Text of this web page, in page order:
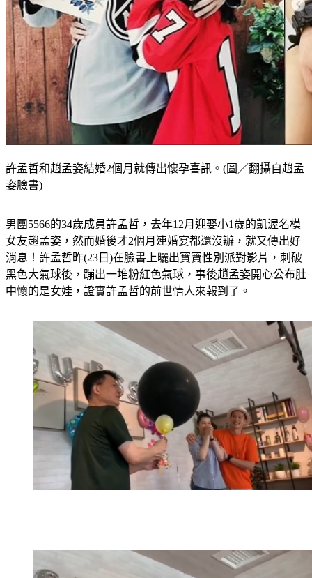
許孟哲和趙孟姿結婚2個月就傳出懷孕喜訊。(圖／翻攝自趙孟
姿臉書)
男團5566的34歲成員許孟哲，去年12月迎娶小1歲的凱渥名模
女友趙孟姿，然而婚後才2個月連婚宴都還沒辦，就又傳出好
消息！許孟哲昨(23日)在臉書上曬出寶寶性別派對影片，刺破
黑色大氣球後，蹦出一堆粉紅色氣球，事後趙孟姿開心公布肚
中懷的是女娃，證實許孟哲的前世情人來報到了。